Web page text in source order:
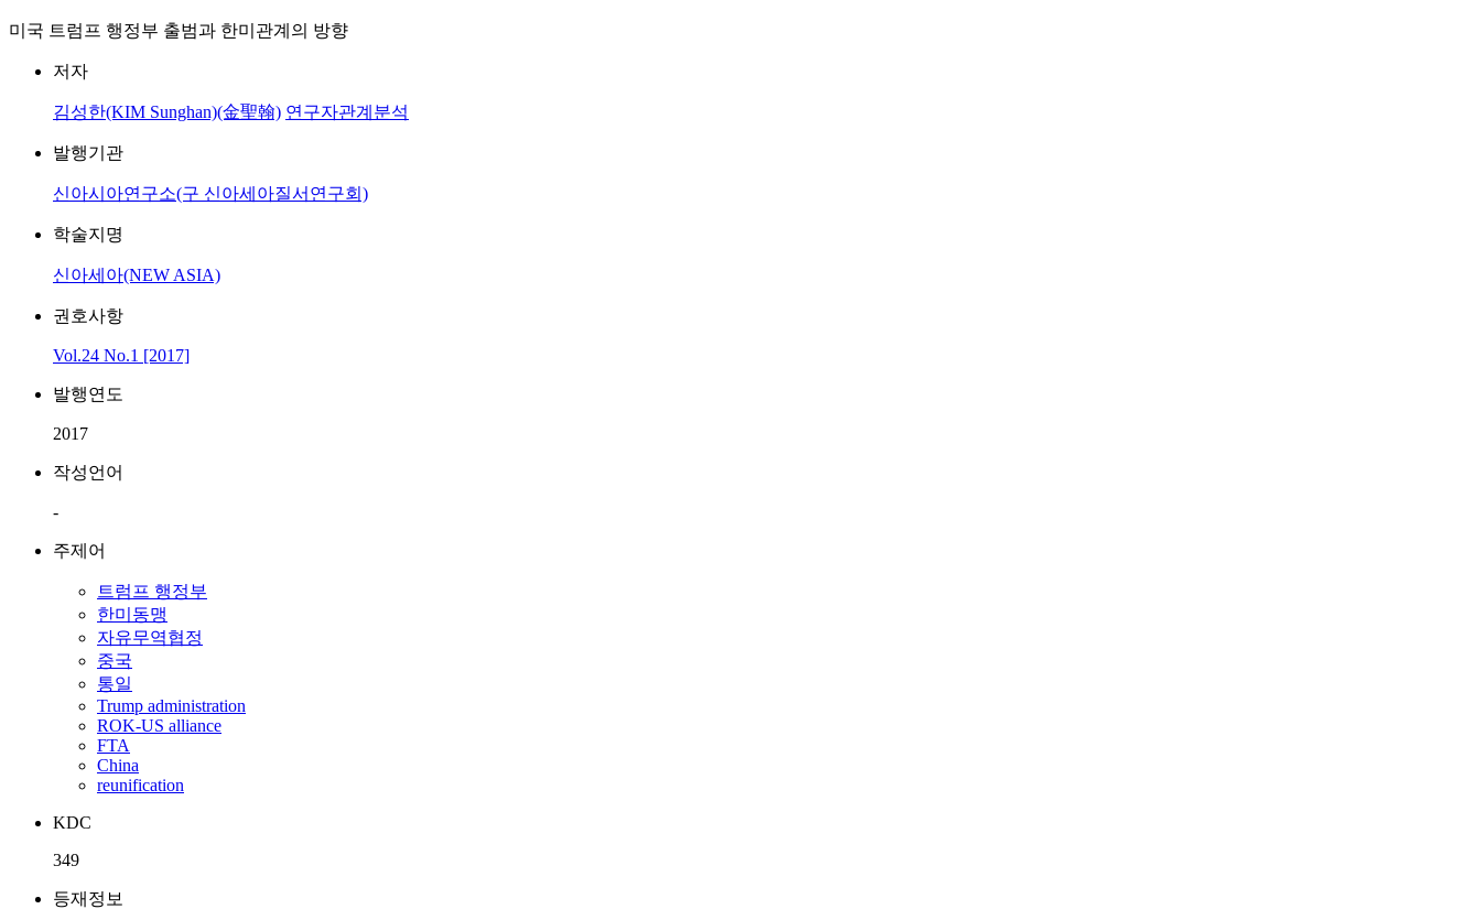
미국 트럼프 행정부 출범과 한미관계의 방향
저자
김성한(KIM Sunghan)(金聖翰) 연구자관계분석
발행기관
신아시아연구소(구 신아세아질서연구회)
학술지명
신아세아(NEW ASIA)
권호사항
Vol.24 No.1 [2017]
발행연도
2017
작성언어
-
주제어
트럼프 행정부
한미동맹
자유무역협정
중국
통일
Trump administration
ROK-US alliance
FTA
China
reunification
KDC
349
등재정보